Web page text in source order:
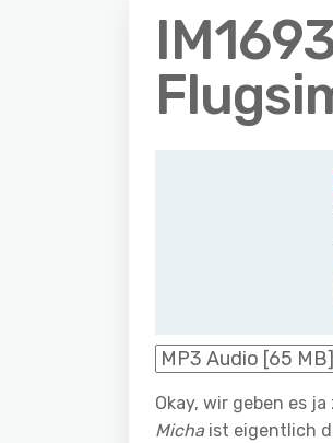
Okay, wir geben es
Michaist eigentlich